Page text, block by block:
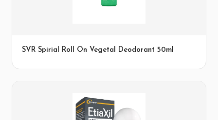
SVR Spirial Roll On Vegetal Deodorant 50ml